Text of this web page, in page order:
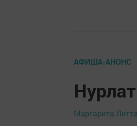
АФИША-АНОНС
Маргарита